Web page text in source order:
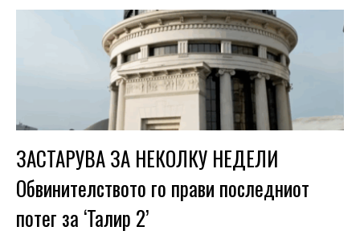
ЗАСТАРУВА ЗА НЕКОЛКУ НЕДЕЛИ
Обвинителството го прави последниот
потег за ‘Талир 2’